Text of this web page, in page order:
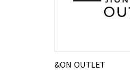
&ON OUTLET